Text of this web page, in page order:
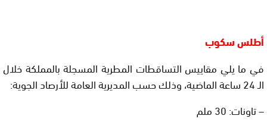
أطلس سكوب
في ما يلي مقاييس التساقطات المطرية المسجلة بالمملكة خلال
الـ 24 ساعة الماضية، وذلك حسب المديرية العامة للأرصاد الجوية:
– تاونات: 30 ملم